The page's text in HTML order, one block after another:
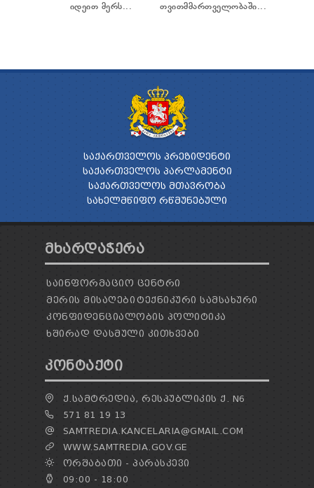
იდეით მერს...
თვითმმართველობაში...
ᲡᲐᲥᲐᲠᲗᲕᲔᲚᲝᲡ ᲞᲠᲔᲖᲘᲓᲔᲜᲢᲘ
ᲡᲐᲥᲐᲠᲗᲕᲔᲚᲝᲡ ᲞᲐᲠᲚᲐᲛᲔᲜᲢᲘ
ᲡᲐᲥᲐᲠᲗᲕᲔᲚᲝᲡ ᲛᲗᲐᲕᲠᲝᲑᲐ
ᲡᲐᲮᲔᲚᲛᲬᲘᲤᲝ ᲠᲬᲛᲣᲜᲔᲑᲣᲚᲘ
ᲛᲮᲐᲠᲓᲐᲭᲔᲠᲐ
ᲡᲐᲘᲜᲤᲝᲠᲛᲐᲪᲘᲝ ᲪᲔᲜᲢᲠᲘ
ᲛᲔᲠᲘᲡ ᲛᲘᲡᲐᲦᲔᲑᲘᲢᲔᲥᲜᲘᲙᲣᲠᲘ ᲡᲐᲛᲡᲐᲮᲣᲠᲘ
ᲙᲝᲜᲤᲘᲓᲔᲜᲪᲘᲐᲚᲝᲑᲘᲡ ᲞᲝᲚᲘᲢᲘᲙᲐ
ᲮᲨᲘᲠᲐᲓ ᲓᲐᲡᲛᲣᲚᲘ ᲙᲘᲗᲮᲕᲔᲑᲘ
ᲙᲝᲜᲢᲐᲥᲢᲘ
Ქ.ᲡᲐᲛᲢᲠᲔᲓᲘᲐ, ᲠᲔᲡᲞᲣᲑᲚᲘᲙᲘᲡ Ქ. N6
571 81 19 13
SAMTREDIA.KANCELARIA@GMAIL.COM
WWW.SAMTREDIA.GOV.GE
ᲝᲠᲨᲐᲑᲐᲗᲘ - ᲞᲐᲠᲐᲡᲙᲔᲕᲘ
09:00 - 18:00